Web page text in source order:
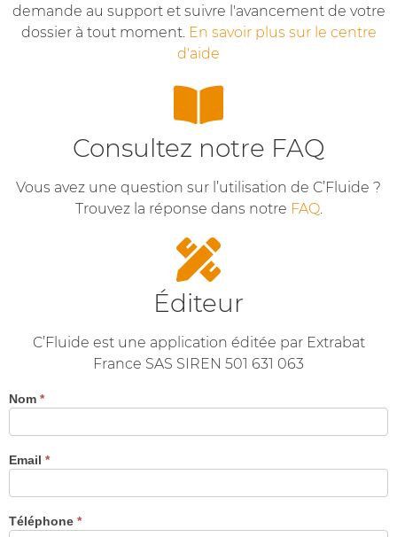
demande au support et suivre l'avancement de votre
dossier à tout moment. En savoir plus sur le centre
d'aide
Consultez notre FAQ
Vous avez une question sur l’utilisation de C’Fluide ?
Trouvez la réponse dans notre FAQ.
Éditeur
C’Fluide est une application éditée par Extrabat
France SAS SIREN 501 631 063
Contact
Nom *
Email *
Téléphone *